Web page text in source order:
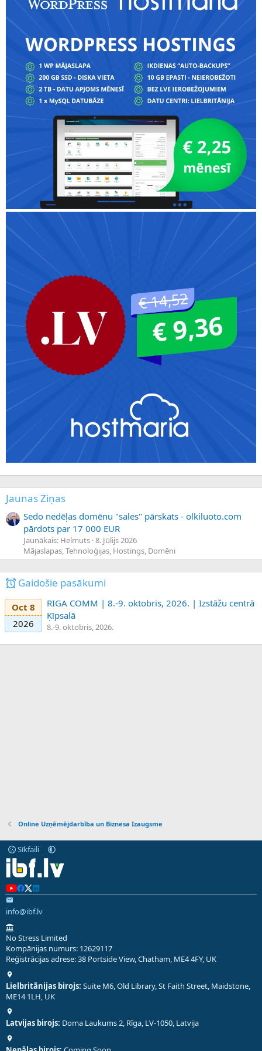
Jaunas Ziņas
Sedo nedēļas domēnu "sales" pārskats - olkiluoto.com
pārdots par 17 000 EUR
Jaunākais: Helmuts 8. Jūlijs 2026
Mājaslapas, Tehnoloģijas, Hostings, Domēni
Gaidošie pasākumi
Oct 8
2026
RIGA COMM | 8.-9. oktobris, 2026. | Izstāžu centrā
Ķīpsalā
8.-9. oktobris, 2026.
Online Uzņēmējdarbība un Biznesa Izaugsme
Sīkfaili
info@ibf.lv
No Stress Limited
Kompānijas numurs: 12629117
Reģistrācijas adrese: 38 Portside View, Chatham, ME4 4FY, UK
Lielbritānijas birojs: Suite M6, Old Library, St Faith Street, Maidstone,
ME14 1LH, UK
Latvijas birojs: Doma Laukums 2, Rīga, LV-1050, Latvija